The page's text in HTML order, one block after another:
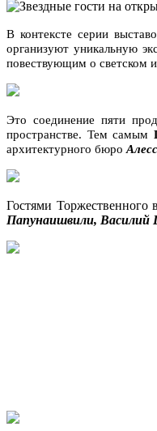
Вконтексте серии
организуют уникальную
повествующим о светском
Это соединение пяти
пространстве. Тем самым
архитектурного бюро
Гостями Торжественного
Папунаишвили, Василий